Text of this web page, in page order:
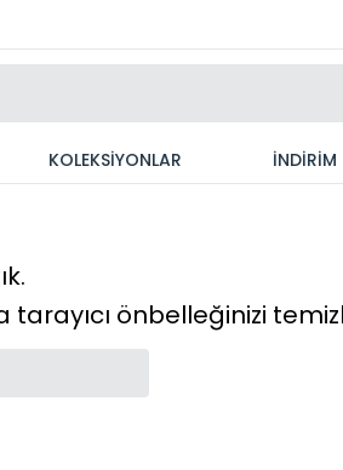
KOLEKSİYONLAR İNDİRİM
önbelleğinizi